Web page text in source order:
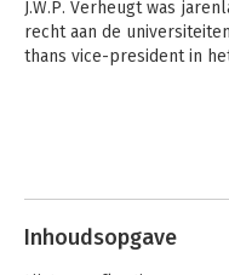
J.W.P. Verheugt was
recht aan de
thans vice-president in
Inhoudsopgave